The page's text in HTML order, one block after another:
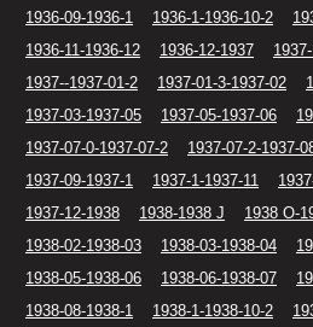
1936-09-1936-1
1936-1-1936-10-2
1936-11-1936-12
1936-12-1937
1937--1937-01-2
1937-01-3-1937-02
1937-03-1937-05
1937-05-1937-06
1937-07-0-1937-07-2
1937-07-2-1937-
1937-09-1937-1
1937-1-1937-11
1937-12-1938
1938-1938 J 1938 O-
1938-02-1938-03
1938-03-1938-04
1938-05-1938-06
1938-06-1938-07
1938-08-1938-1
1938-1-1938-10-2